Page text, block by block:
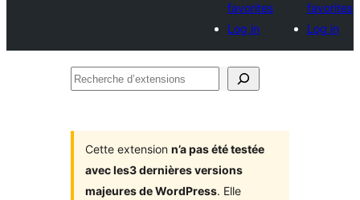
favorites
Log in
favorites
Log in
Recherche
Cette extension n’a pas été testée
avec les3 dernières versions
majeures de WordPress. Elle